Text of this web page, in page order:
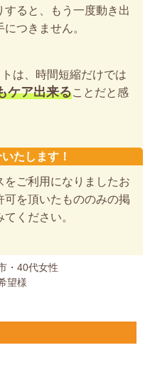
すると、もう一度動き出
つきません。
は、時間短縮だけでは
ケア出来ることだと感
たします！
ご利用になりましたお
を頂いたもののみの掲
ください。
・40代女性
望様